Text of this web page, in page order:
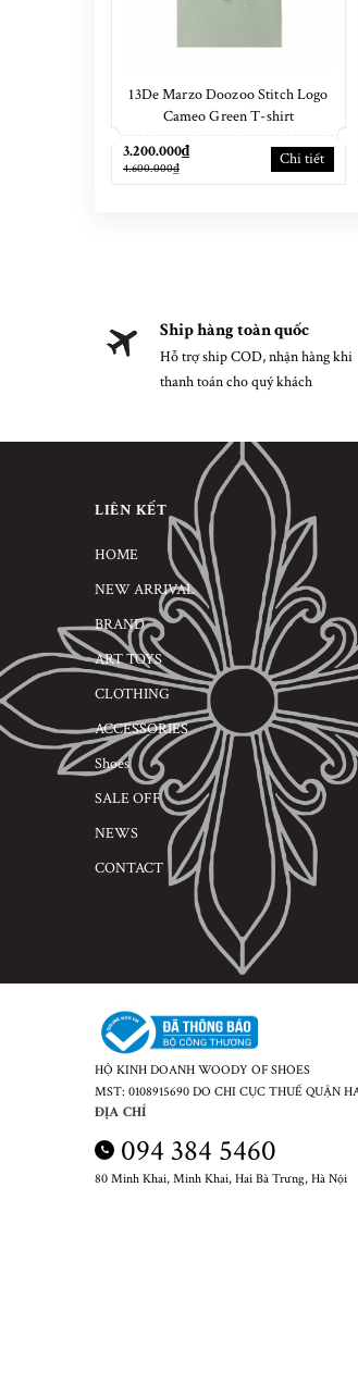
13De Marzo Doozoo Stitch Logo
Cameo Green T-shirt
3.200.000₫
4.600.000₫ Chi tiết
Ship hàng toàn quốc
Hỗ trợ ship COD, nhận hàng khi
thanh toán cho quý khách
LIÊN KẾT
HOME
NEW ARRIVAL
BRAND
ART TOYS
CLOTHING
ACCESSORIES
Shoes
SALE OFF
NEWS
CONTACT
HỘ KINH DOANH WOODY OF SHOES
MST: 0108915690 DO CHI CỤC THUẾ QUẬN
ĐỊA CHỈ
094 384 5460
80 Minh Khai, Minh Khai, Hai Bà Trưng, Hà Nội